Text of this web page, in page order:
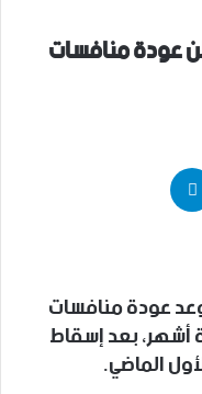
عودة منافسات
عودة منافسات
أشهر، بعد إسقاط
الماضي.